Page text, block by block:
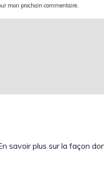
mon prochain commentaire.
savoir plus sur la façon